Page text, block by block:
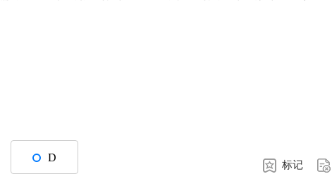
D
标记